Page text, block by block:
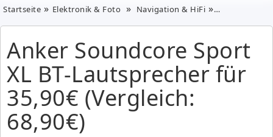
Startseite Elektronik & Foto Navigation & HiFi Anker
Anker Soundcore Sport
XL BT-Lautsprecher für
35,90€ (Vergleich:
68,90€)